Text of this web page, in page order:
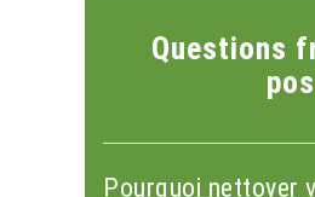
Questions
Pourquoi nettoyer